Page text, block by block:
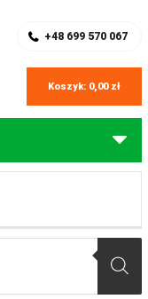
+48 699 570 067
Koszyk: 0,00 zł